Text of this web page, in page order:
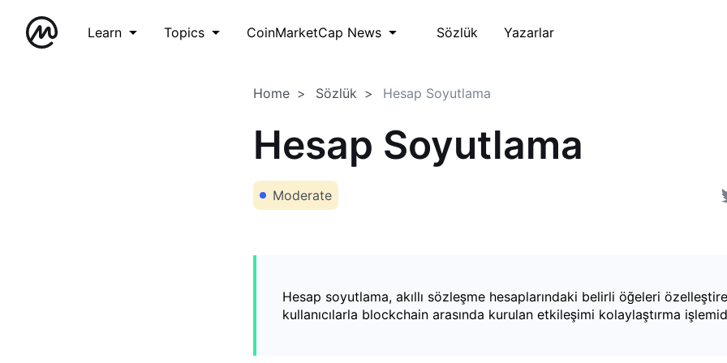
Learn Topics CoinMarketCap News Sözlük Yazarlar
Home Sözlük Hesap Soyutlama
Hesap Soyutlama
Moderate
Hesap soyutlama, akıllı sözleşme hesaplarındaki belirli öğeleri
kullanıcılarla blockchain arasında kurulan etkileşimi kolaylaştırma